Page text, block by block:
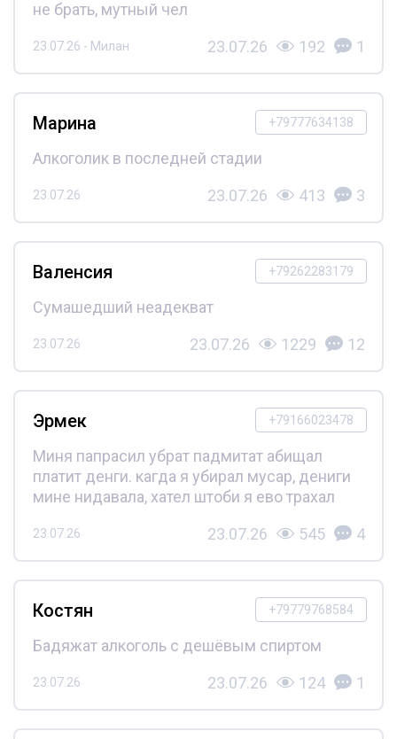
не брать, мутный чел
23.07.26 - Милан 23.07.26 192 1
+79777634138
Марина
Алкоголик в последней стадии
23.07.26 23.07.26 413 3
+79262283179
Валенсия
Сумашедший неадекват
23.07.26 23.07.26 1229 12
+79166023478
Эрмек
Миня папрасил убрат падмитат абищал
платит денги. кагда я убирал мусар, дениги
мине нидавала, хател штоби я ево трахал
23.07.26 23.07.26 545 4
+79779768584
Костян
Бадяжат алкоголь с дешёвым спиртом
23.07.26 23.07.26 124 1